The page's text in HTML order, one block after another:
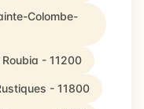
Colombe-
- 11200
- 11800